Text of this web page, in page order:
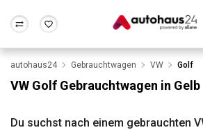
Wir bewerten dein Auto
Alle Fragen & Antworten
Rund um die
Frankfurt Wuppertal
autohaus24 Gebrauchtwagen VW Golf
VW Golf Gebrauchtwagen in Gelb
Du suchst nach einem gebrauchten